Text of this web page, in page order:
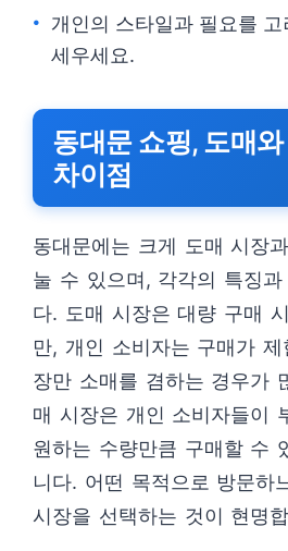
개인의 스타일과 필요를
세우세요.
동대문 쇼핑, 도매
차이점
동대문에는 크게 도매 시장
눌 수 있으며, 각각의 특징
다. 도매 시장은 대량 구매
만, 개인 소비자는 구매가
장만 소매를 겸하는 경우가
매 시장은 개인 소비자들이
원하는 수량만큼 구매할 수
니다. 어떤 목적으로 방문하
시장을 선택하는 것이 현명